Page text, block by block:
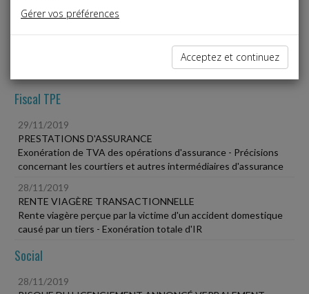
Social
UNE SEULE SANCTION POUR FAUTES MULTIPLES
Fautes multiples - Pas de sanction en plusieurs fois
Fiscal TPE
29/11/2019
PRESTATIONS D'ASSURANCE
Exonération de TVA des opérations d'assurance - Précisions
concernant les courtiers et autres intermédiaires d'assurance
28/11/2019
RENTE VIAGÈRE TRANSACTIONNELLE
Rente viagère perçue par la victime d'un accident domestique
causé par un tiers - Exonération totale d'IR
Social
28/11/2019
Gérer vos préférences
Acceptez et continuez